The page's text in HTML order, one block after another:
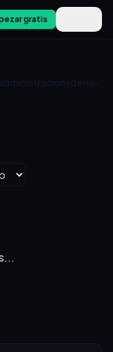
gratis
de-la-